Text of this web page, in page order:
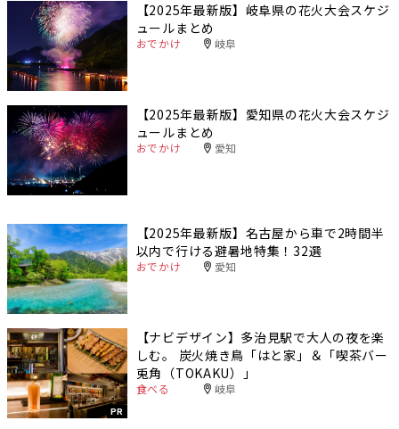
【2025年最新版】岐阜県の花火大会スケジ
ュールまとめ
おでかけ 岐阜
【2025年最新版】愛知県の花火大会スケジ
ュールまとめ
おでかけ 愛知
【2025年最新版】名古屋から車で2時間半
以内で行ける避暑地特集！32選
おでかけ 愛知
PR
【ナビデザイン】多治見駅で大人の夜を楽
しむ。 炭火焼き鳥「はと家」＆「喫茶バー
兎角（TOKAKU）」
食べる 岐阜